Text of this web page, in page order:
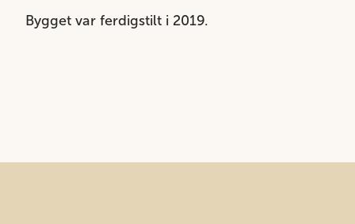
Bygget var ferdigstilt i 2019.